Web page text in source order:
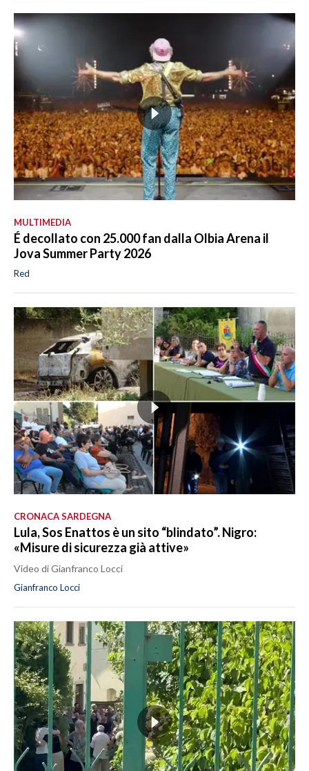
MULTIMEDIA
É decollato con 25.000 fan dalla Olbia Arena il
Jova Summer Party 2026
Red
CRONACA SARDEGNA
Lula, Sos Enattos è un sito “blindato”. Nigro:
«Misure di sicurezza già attive»
Video di Gianfranco Locci
Gianfranco Locci